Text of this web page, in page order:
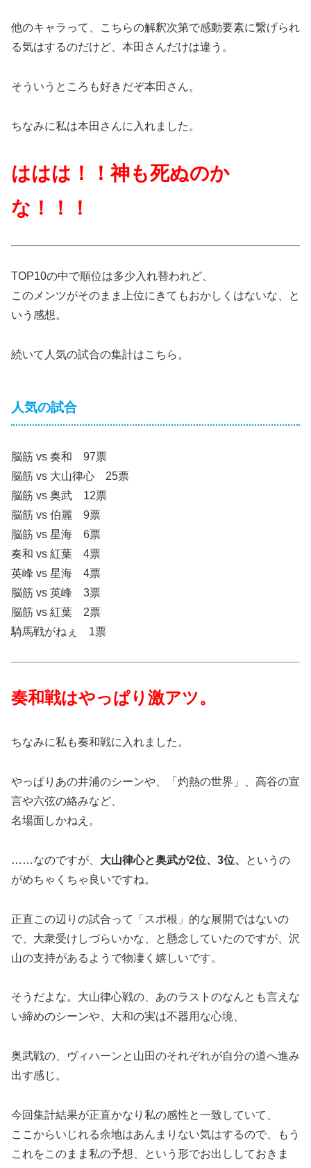
他のキャラって、こちらの解釈次第で感動要素に繋げられ
る気はするのだけど、本田さんだけは違う。
そういうところも好きだぞ本田さん。
ちなみに私は本田さんに入れました。
ははは！！神も死ぬのか
な！！！
TOP10の中で順位は多少入れ替われど、
このメンツがそのまま上位にきてもおかしくはないな、と
いう感想。
続いて人気の試合の集計はこちら。
人気の試合
脳筋 vs 奏和 97票
脳筋 vs 大山律心 25票
脳筋 vs 奥武 12票
脳筋 vs 伯麗 9票
脳筋 vs 星海 6票
奏和 vs 紅葉 4票
英峰 vs 星海 4票
脳筋 vs 英峰 3票
脳筋 vs 紅葉 2票
騎馬戦がねぇ 1票
奏和戦はやっぱり激アツ。
ちなみに私も奏和戦に入れました。
やっぱりあの井浦のシーンや、「灼熱の世界」、高谷の宣
言や六弦の絡みなど、
名場面しかねえ。
……なのですが、 大山律心と奥武が2位、3位、
というの
がめちゃくちゃ良いですね。
正直この辺りの試合って「スポ根」的な展開ではないの
で、大衆受けしづらいかな、と懸念していたのですが、沢
山の支持があるようで物凄く嬉しいです。
そうだよな。大山律心戦の、あのラストのなんとも言えな
い締めのシーンや、大和の実は不器用な心境、
奥武戦の、ヴィハーンと山田のそれぞれが自分の道へ進み
出す感じ。
今回集計結果が正直かなり私の感性と一致していて、
ここからいじれる余地はあんまりない気はするので、もう
これをこのまま私の予想、という形でお出ししておきま